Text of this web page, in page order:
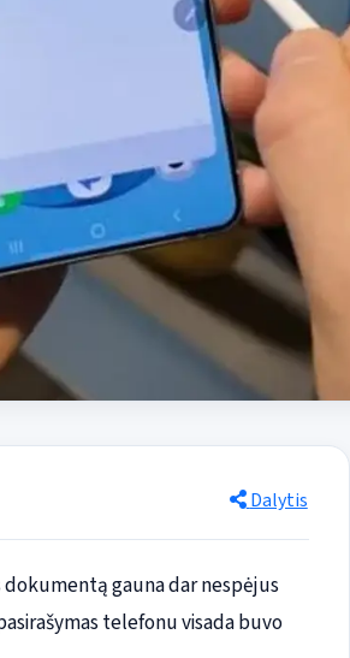
Dalytis
gauna dar nespėjus
telefonu visada buvo